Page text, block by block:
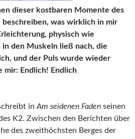
dieser kostbaren Momente des
beschreiben, was wirklich in mir
physisch wie
in den Muskeln ließ nach, die
und der Puls wurde wieder
mir: Endlich! Endlich
in Am seidenen Faden seinen
K2. Zwischen den Berichten über
des zweithöchsten Berges der